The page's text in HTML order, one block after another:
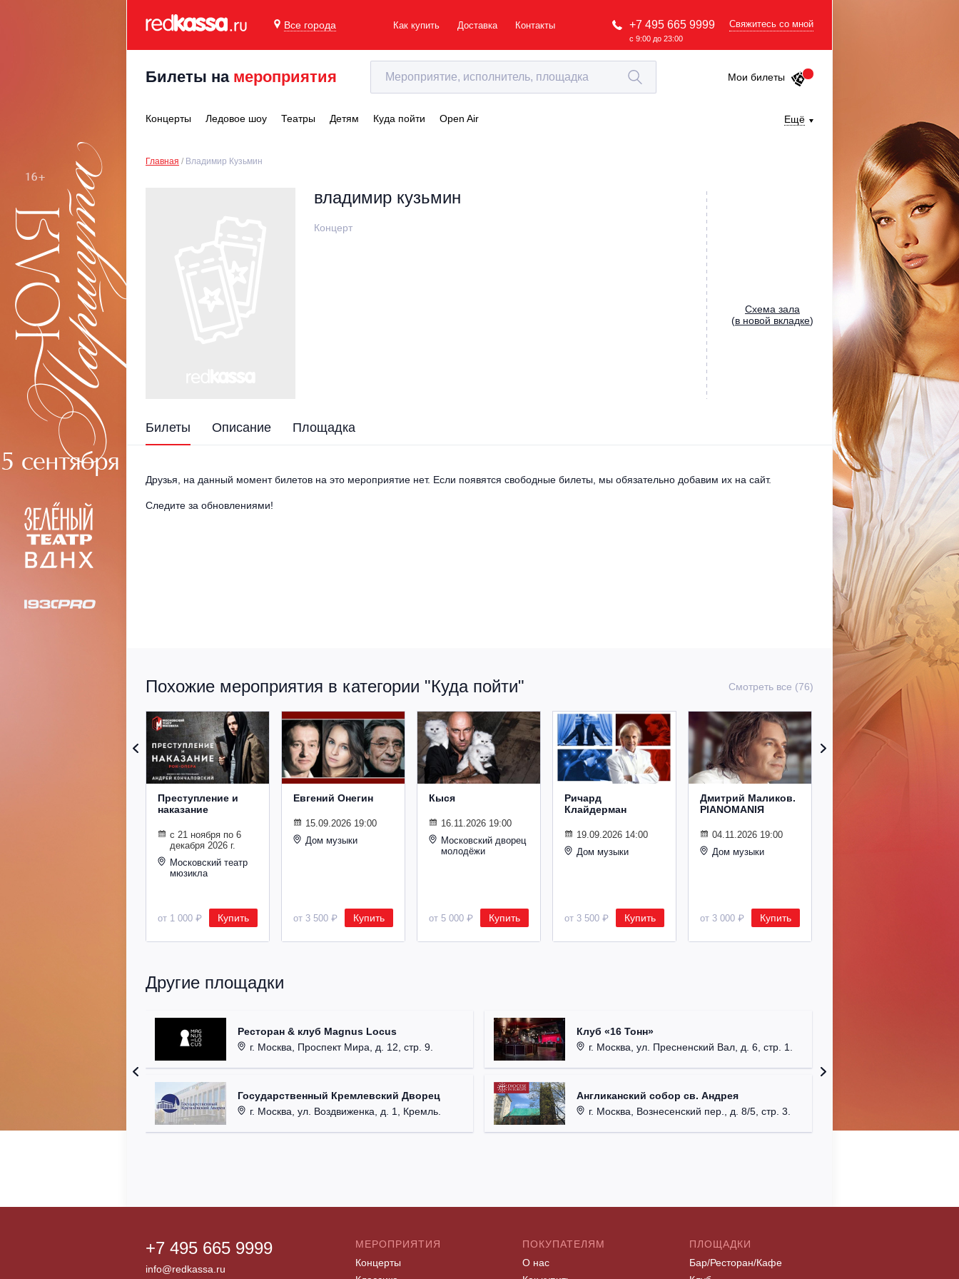
Все города Как купить Доставка Контакты +7 495 665 9999
с 9:00 до 23:00
Свяжитесь со мной
Билеты на мероприятия Мои билеты
Концерты Ледовое шоу Театры Детям Куда пойти Open Air Ещё
Главная Владимир Кузьмин
владимир кузьмин
Концерт
Cхема зала
(в новой вкладке)
Билеты Описание Площадка
Друзья, на данный момент билетов на это мероприятие нет. Если появятся свободные билеты, мы обязательно добавим их на сайт.
Следите за обновлениями!
Похожие мероприятия в категории "Куда пойти" Смотреть все (76)
Преступление и
наказание
с 21 ноября по 6
декабря 2026 г.
Московский театр
мюзикла
от 1 000 ₽ Купить
Евгений Онегин
15.09.2026 19:00
Дом музыки
от 3 500 ₽ Купить
Кыся
16.11.2026 19:00
Московский дворец
молодёжи
от 5 000 ₽ Купить
Ричард
Клайдерман
19.09.2026 14:00
Дом музыки
от 3 500 ₽ Купить
Дмитрий Маликов.
PIANOMANIЯ
04.11.2026 19:00
Дом музыки
от 3 000 ₽ Купить
Другие площадки
Ресторан & клуб Magnus Locus
г. Москва, Проспект Мира, д. 12, стр. 9.
Государственный Кремлевский Дворец
г. Москва, ул. Воздвиженка, д. 1, Кремль.
Клуб «16 Тонн»
г. Москва, ул. Пресненский Вал, д. 6, стр. 1.
Англиканский собор св. Андрея
г. Москва, Вознесенский пер., д. 8/5, стр. 3.
+7 495 665 9999
info@redkassa.ru
МЕРОПРИЯТИЯ
Концерты
ПОКУПАТЕЛЯМ
О нас
ПЛОЩАДКИ
Бар/Ресторан/Кафе